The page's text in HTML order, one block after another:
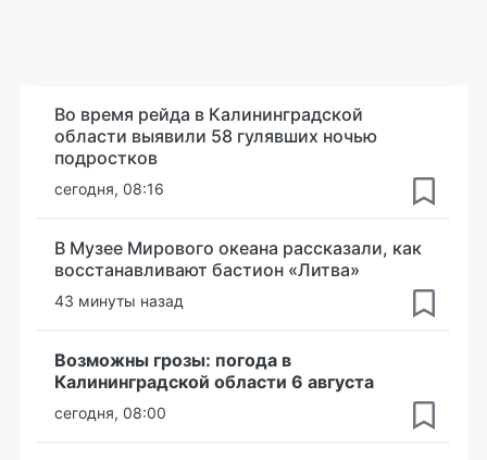
Во время рейда в Калининградской
области выявили 58 гулявших ночью
подростков
сегодня, 08:16
В Музее Мирового океана рассказали, как
восстанавливают бастион «Литва»
43 минуты назад
Возможны грозы: погода в
Калининградской области 6 августа
сегодня, 08:00